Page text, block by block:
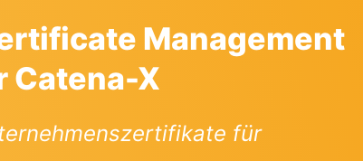
Management
Catena-X
für